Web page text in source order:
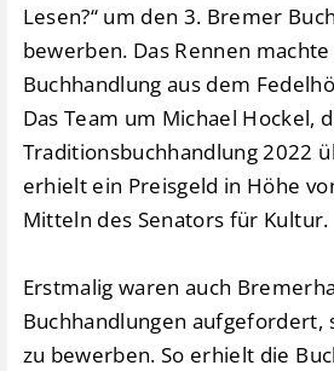
Lesen?“ um den 3. Bremer
bewerben. Das Rennen
Buchhandlung aus dem
Das Team um Michael Hockel,
Traditionsbuchhandlung 2022
erhielt ein Preisgeld in Höhe
Mitteln des Senators für Kultur.
Erstmalig waren auch
Buchhandlungen aufgefordert,
zu bewerben. So erhielt die